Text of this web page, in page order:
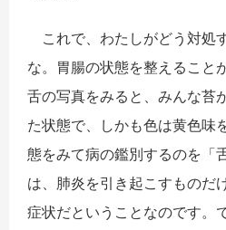
これで、わたしがどう対処
な。胃腸の状態を整えること
舌の写真をみると、みんな苔
た状態で、しかも色は黄色味
態をみて病の鑑別するのを「
は、肺炎を引き起こすものだ
症状だということなのです。